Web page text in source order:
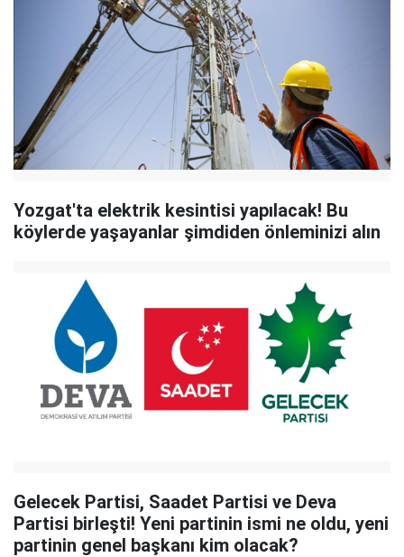
Yozgat'ta elektrik kesintisi yapılacak! Bu
köylerde yaşayanlar şimdiden önleminizi alın
Gelecek Partisi, Saadet Partisi ve Deva
Partisi birleşti! Yeni partinin ismi ne oldu, yeni
partinin genel başkanı kim olacak?